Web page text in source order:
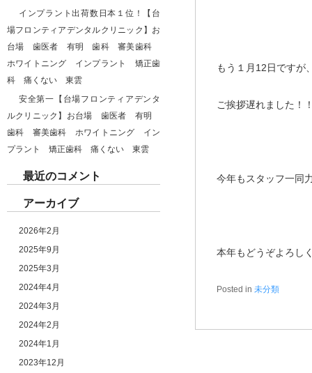
インプラント出荷数日本１位！【台
場フロンティアデンタルクリニック】お
台場 歯医者 有明 歯科 審美歯科
ホワイトニング インプラント 矯正歯
科 痛くない 東雲
安全第一【台場フロンティアデンタ
ルクリニック】お台場 歯医者 有明
歯科 審美歯科 ホワイトニング イン
プラント 矯正歯科 痛くない 東雲
最近のコメント
アーカイブ
2026年2月
2025年9月
2025年3月
2024年4月
2024年3月
2024年2月
2024年1月
2023年12月
もう１月12日ですが
ご挨拶遅れました！
今年もスタッフ一同
本年もどうぞよろし
Posted in 未分類